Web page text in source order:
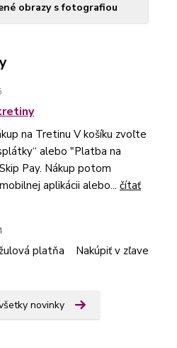
obrazy s fotografiou
na Tretinu V košíku zvoľte
alebo "Platba na
Pay. Nákup potom
aplikácii alebo... čítať
platňa Nakúpiť v zľave
novinky